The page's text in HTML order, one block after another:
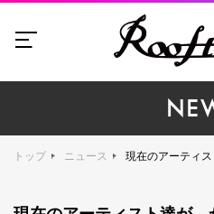
トップ ニュース 現在のアーティスト達が、かつての放送